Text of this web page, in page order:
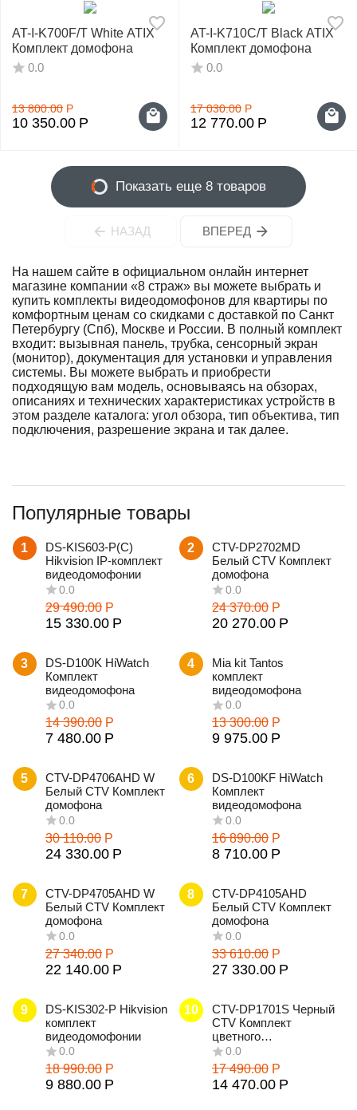
На нашем сайте в официальном онлайн интернет
магазине компании «8 страж» вы можете выбрать и
купить комплекты видеодомофонов для квартиры по
комфортным ценам со скидками с доставкой по Санкт
Петербургу (Спб), Москве и России. В полный комплект
входит: вызывная панель, трубка, сенсорный экран
(монитор), документация для установки и управления
системы. Вы можете выбрать и приобрести
подходящую вам модель, основываясь на обзорах,
описаниях и технических характеристиках устройств в
этом разделе каталога: угол обзора, тип объектива, тип
подключения, разрешение экрана и так далее.
AT-I-K700F/T White ATIX
Комплект домофона
0.0
13 800.00 Р
10 350.00 Р
AT-I-K710C/T Black ATIX
Комплект домофона
0.0
17 030.00 Р
12 770.00 Р
Показать еще 8 товаров
НАЗАД ВПЕРЕД
Популярные товары
1
DS-KIS603-P(C)
Hikvision IP-комплект
видеодомофонии
0.0
29 490.00 Р
15 330.00 Р
2
CTV-DP2702MD
Белый CTV Комплект
домофона
0.0
24 370.00 Р
20 270.00 Р
3
DS-D100K HiWatch
Комплект
видеодомофона
14 390.00 Р
7 480.00 Р
4
Mia kit Tantos
комплект
видеодомофона
13 300.00 Р
9 975.00 Р
5
CTV-DP4706AHD W
Белый CTV Комплект
домофона
30 110.00 Р
24 330.00 Р
6
DS-D100KF HiWatch
Комплект
видеодомофона
16 890.00 Р
8 710.00 Р
7
CTV-DP4705AHD W
Белый CTV Комплект
домофона
27 340.00 Р
22 140.00 Р
8
CTV-DP4105AHD
Белый CTV Комплект
домофона
33 610.00 Р
27 330.00 Р
9
DS-KIS302-P Hikvision
комплект
видеодомофонии
18 990.00 Р
9 880.00 Р
10
CTV-DP1701S Черный
CTV Комплект
цветного
видеодомофона
17 490.00 Р
14 470.00 Р